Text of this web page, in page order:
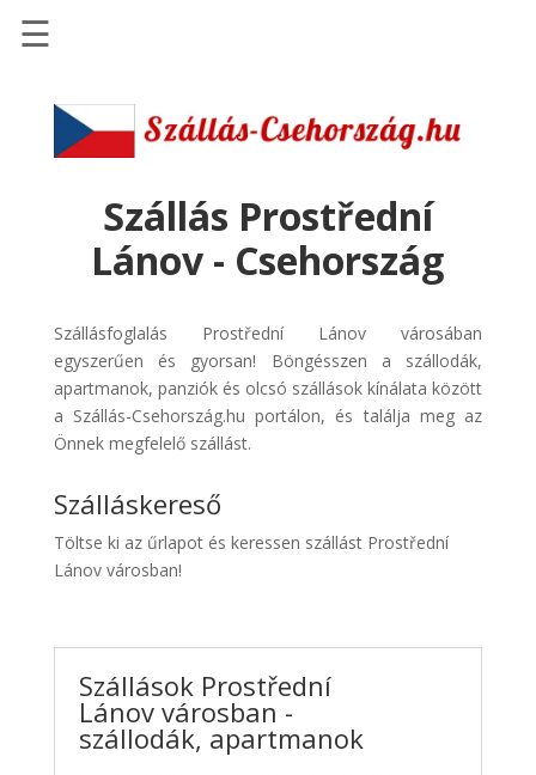
Szállások
Szállásinfo.eu
Repülőjegy
pénzvisszatérítéssel
Discover
Cars
Transzfer
Kiwi
Taxi
☰
Szállás Prostřední
Lánov - Csehország
Szállásfoglalás Prostřední Lánov városában
egyszerűen és gyorsan! Böngésszen a szállodák,
apartmanok, panziók és olcsó szállások kínálata között
a Szállás-Csehország.hu portálon, és találja meg az
Önnek megfelelő szállást.
Szálláskereső
Töltse ki az űrlapot és keressen szállást Prostřední
Lánov városban!
Szállások Prostřední
Lánov városban -
szállodák, apartmanok